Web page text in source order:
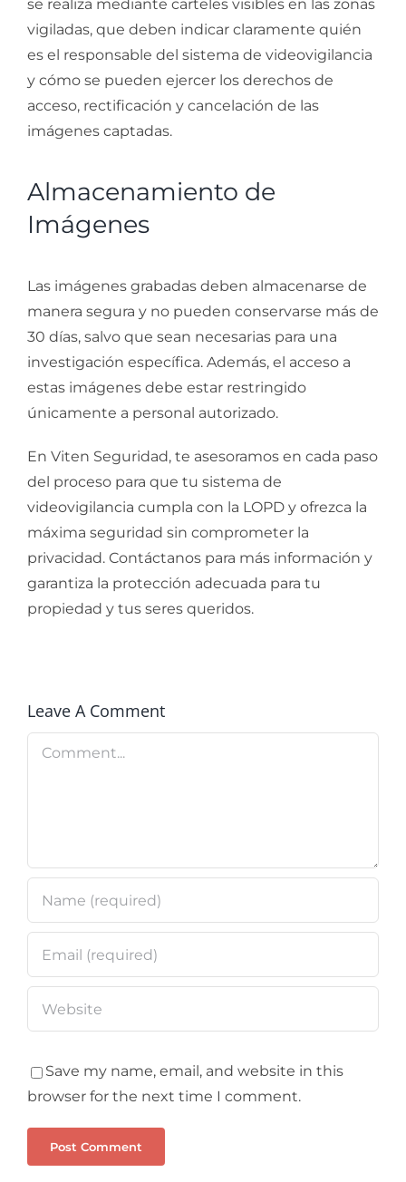
se realiza mediante carteles visibles en las zonas
vigiladas, que deben indicar claramente quién
es el responsable del sistema de videovigilancia
y cómo se pueden ejercer los derechos de
acceso, rectificación y cancelación de las
imágenes captadas.
Almacenamiento de
Imágenes
Las imágenes grabadas deben almacenarse de
manera segura y no pueden conservarse más de
30 días, salvo que sean necesarias para una
investigación específica. Además, el acceso a
estas imágenes debe estar restringido
únicamente a personal autorizado.
En Viten Seguridad, te asesoramos en cada paso
del proceso para que tu sistema de
videovigilancia cumpla con la LOPD y ofrezca la
máxima seguridad sin comprometer la
privacidad. Contáctanos para más información y
garantiza la protección adecuada para tu
propiedad y tus seres queridos.
Leave A Comment
Comment
Save my name, email, and website in this
browser for the next time I comment.